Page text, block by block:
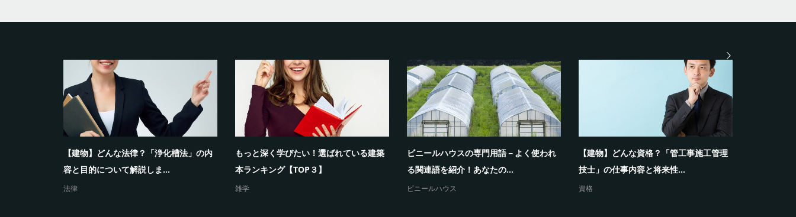
【建物】どんな法律？「浄化槽法」の内
容と目的について解説しま...
法律
もっと深く学びたい！選ばれている建築
本ランキング【TOP３】
雑学
ビニールハウスの専門用語－よく使われ
る関連語を紹介！あなたの...
ビニールハウス
【建物】どんな資格？「管工事施工管理
技士」の仕事内容と将来性...
資格